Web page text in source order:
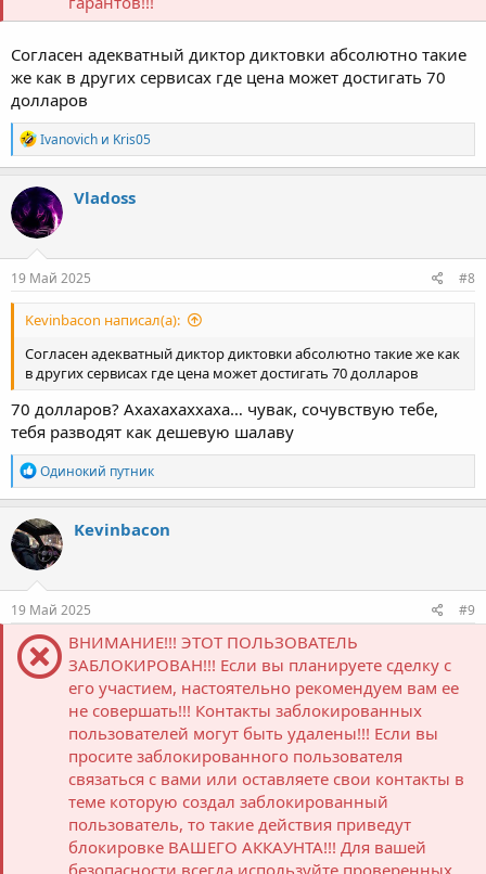
Согласен адекватный диктор диктовки абсолютно такие
же как в других сервисах где цена может достигать 70
долларов
Р
е
а
к
ц
и
и
:
Ivanovich и Kris05
Vladoss
19 Май 2025 #8
Kevinbacon написал(а):
Согласен адекватный диктор диктовки абсолютно такие же как
в других сервисах где цена может достигать 70 долларов
70 долларов? Ахахахаххаха… чувак, сочувствую тебе,
тебя разводят как дешевую шалаву
Р
е
а
к
ц
и
и
:
Одинокий путник
Kevinbacon
19 Май 2025 #9
ВНИМАНИЕ!!! ЭТОТ ПОЛЬЗОВАТЕЛЬ
ЗАБЛОКИРОВАН!!! Если вы планируете сделку с
его участием, настоятельно рекомендуем вам ее
не совершать!!! Контакты заблокированных
пользователей могут быть удалены!!! Если вы
просите заблокированного пользователя
связаться с вами или оставляете свои контакты в
теме которую создал заблокированный
пользователь, то такие действия приведут
блокировке ВАШЕГО АККАУНТА!!! Для вашей
безопасности всегда используйте проверенных